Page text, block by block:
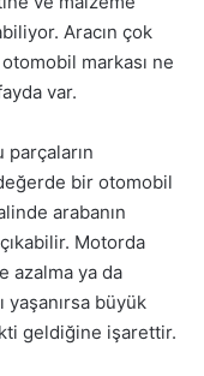
Aracın çok
markası ne
var.
bir otomobil
arabanın
Motorda
azalma ya da
yaşanırsa büyük
geldiğine işarettir.